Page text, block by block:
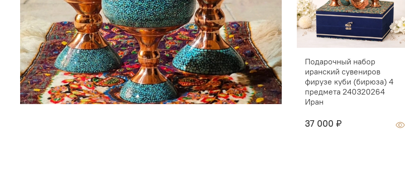
Подарочный набор
иранский сувениров
фирузе куби (бирюза) 4
предмета 240320264
Иран
37 000 ₽